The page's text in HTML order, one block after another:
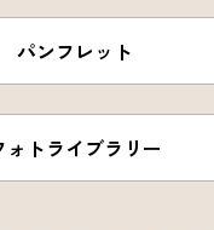
パンフレット
ォトライブラリー